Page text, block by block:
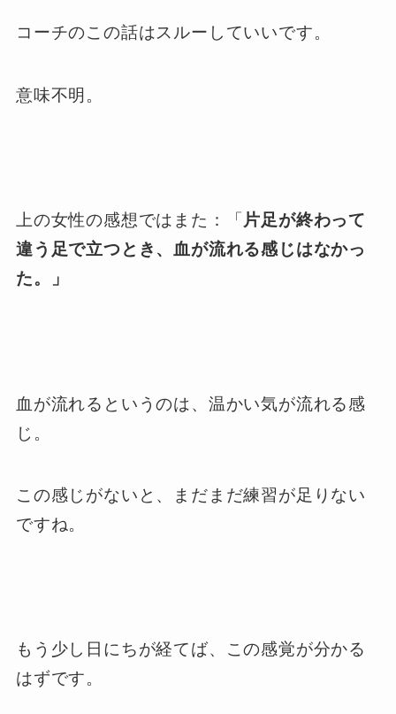
コーチのこの話はスルーしていいです。
意味不明。
上の女性の感想ではまた：「 片足が終わって
違う足で立つとき、血が流れる感じはなかっ
た。」
血が流れるというのは、温かい気が流れる感
じ。
この感じがないと、まだまだ練習が足りない
ですね。
もう少し日にちが経てば、この感覚が分かる
はずです。